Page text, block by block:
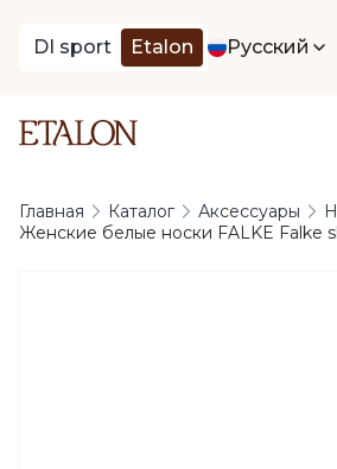
DI sport Etalon Русский
Главная Каталог Аксессуары
Женские белые носки FALKE Falke